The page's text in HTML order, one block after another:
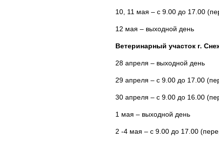
10, 11 мая – с 9.00 до 17.00
12 мая – выходной день
Ветеринарный участок г.
28 апреля – выходной день
29 апреля – с 9.00 до 17.00
30 апреля – с 9.00 до 16.00
1 мая – выходной день
2 -4 мая – с 9.00 до 17.00